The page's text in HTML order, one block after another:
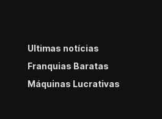
Últimas notícias
Franquias Baratas
Máquinas Lucrativas